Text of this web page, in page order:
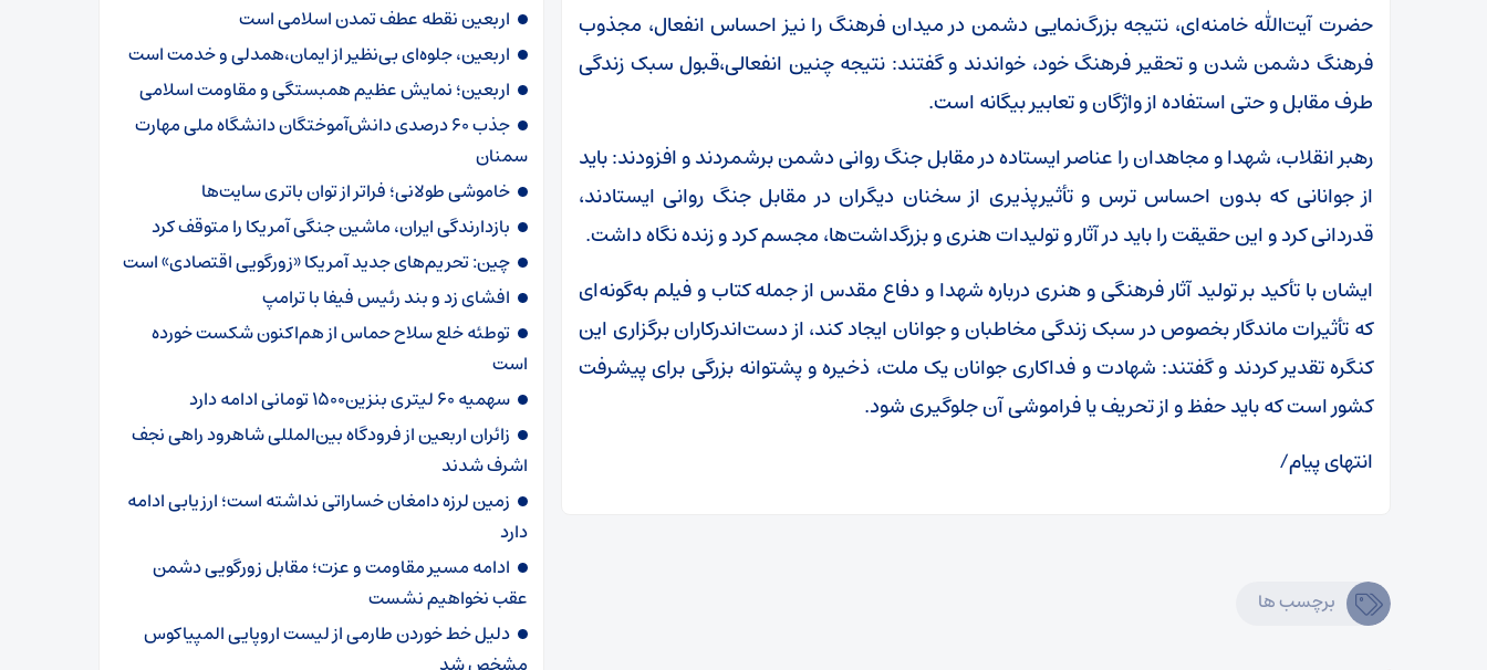
حضرت آیت‌الله خامنه‌ای، نتیجه بزرگ‌نمایی دشمن در میدان فرهنگ را نیز احساس انفعال، مجذوب
فرهنگ دشمن شدن و تحقیر فرهنگ خود، خواندند و گفتند: نتیجه چنین انفعالی،قبول سبک زندگی
طرف مقابل و حتی استفاده از واژگان و تعابیر بیگانه است.
رهبر انقلاب، شهدا و مجاهدان را عناصر ایستاده در مقابل جنگ روانی دشمن برشمردند و افزودند: باید
از جوانانی که بدون احساس ترس و تأثیرپذیری از سخنان دیگران در مقابل جنگ روانی ایستادند،
قدردانی کرد و این حقیقت را باید در آثار و تولیدات هنری و بزرگداشت‌ها، مجسم کرد و زنده نگاه داشت.
ایشان با تأکید بر تولید آثار فرهنگی و هنری درباره شهدا و دفاع مقدس از جمله کتاب و فیلم به‌گونه‌ای
که تأثیرات ماندگار بخصوص در سبک زندگی مخاطبان و جوانان ایجاد کند، از دست‌اندرکاران برگزاری این
کنگره تقدیر کردند و گفتند: شهادت و فداکاری جوانان یک ملت، ذخیره و پشتوانه بزرگی برای پیشرفت
کشور است که باید حفظ و از تحریف یا فراموشی آن جلوگیری شود.
انتهای پیام/
برچسب ها
اربعین نقطه عطف تمدن اسلامی است
اربعین، جلوه‌ای بی‌نظیر از ایمان،همدلی و خدمت است
اربعین؛ نمایش عظیم همبستگی و مقاومت اسلامی
جذب ۶۰ درصدی دانش‌آموختگان دانشگاه ملی مهارت
سمنان
خاموشی طولانی؛ فراتر از توان باتری سایت‌ها
بازدارندگی ایران، ماشین جنگی آمریکا را متوقف کرد
چین: تحریم‌های جدید آمریکا «زورگویی اقتصادی» است
افشای زد و بند رئیس فیفا با ترامپ
توطئه خلع سلاح حماس از هم‌اکنون شکست خورده
است
سهمیه ۶۰ لیتری بنزین۱۵۰۰ تومانی ادامه دارد
زائران اربعین از فرودگاه بین‌المللی شاهرود راهی نجف
اشرف شدند
زمین لرزه دامغان خساراتی نداشته است؛ ارزیابی ادامه
دارد
ادامه مسیر مقاومت و عزت؛ مقابل زورگویی دشمن
عقب نخواهیم نشست
دلیل خط خوردن طارمی از لیست اروپایی المپیاکوس